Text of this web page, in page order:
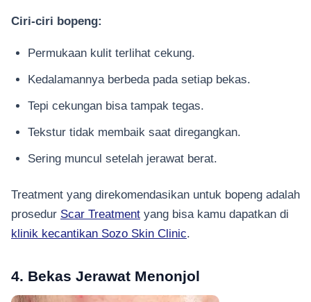
Ciri-ciri bopeng:
Permukaan kulit terlihat cekung.
Kedalamannya berbeda pada setiap bekas.
Tepi cekungan bisa tampak tegas.
Tekstur tidak membaik saat diregangkan.
Sering muncul setelah jerawat berat.
Treatment yang direkomendasikan untuk bopeng adalah
prosedur Scar Treatment yang bisa kamu dapatkan di
klinik kecantikan Sozo Skin Clinic.
4. Bekas Jerawat Menonjol